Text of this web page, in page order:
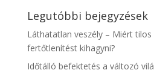
Legutóbbi bejegyzések
Láthatatlan veszély – Miért
fertőtlenítést kihagyni?
Időtálló befektetés a változó